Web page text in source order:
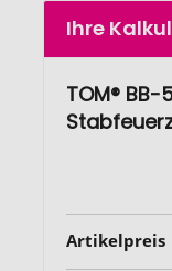
Ihre
TOM®
Artikelpreis